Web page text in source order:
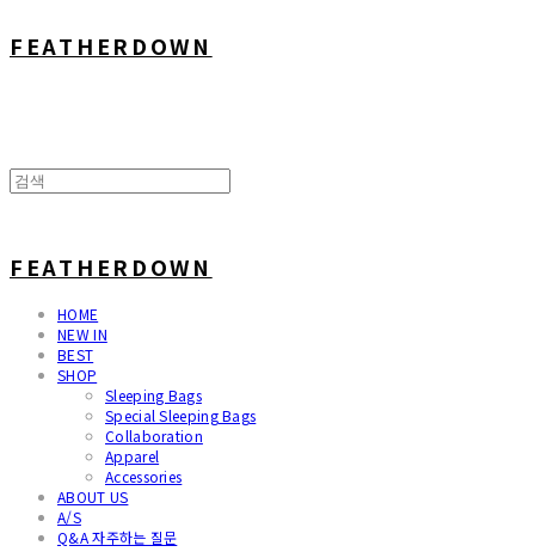
FEATHERDOWN
FEATHERDOWN
HOME
NEW IN
BEST
SHOP
Sleeping Bags
Special Sleeping Bags
Collaboration
Apparel
Accessories
ABOUT US
A/S
Q&A 자주하는 질문